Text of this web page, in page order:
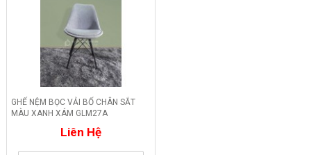
GHẾ NỆM BỌC VẢI BỐ CHÂN SẮT
MÀU XANH XÁM GLM27A
Liên Hệ